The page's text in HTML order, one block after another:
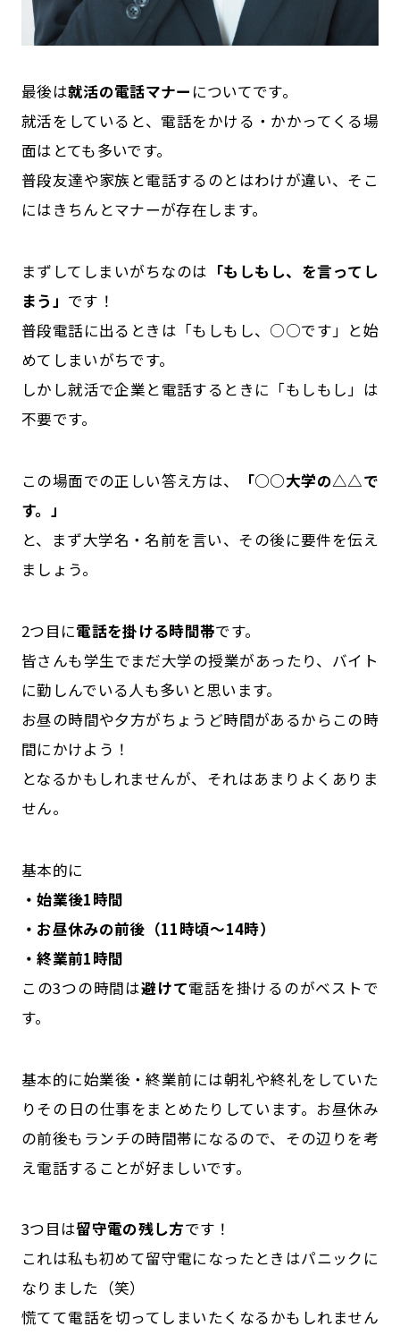
最後は就活の電話マナー についてです。
就活をしていると、電話をかける・かかってくる場
面はとても多いです。
普段友達や家族と電話するのとはわけが違い、そこ
にはきちんとマナーが存在します。
まずしてしまいがちなのは 「もしもし、を言ってし
まう」 です！
普段電話に出るときは「もしもし、○○です」と始
めてしまいがちです。
しかし就活で企業と電話するときに「もしもし」は
不要です。
この場面での正しい答え方は、
「○○大学の△△で
す。」
と、まず大学名・名前を言い、その後に要件を伝え
ましょう。
2つ目に電話を掛ける時間帯です。
皆さんも学生でまだ大学の授業があったり、バイト
に勤しんでいる人も多いと思います。
お昼の時間や夕方がちょうど時間があるからこの時
間にかけよう！
となるかもしれませんが、それはあまりよくありま
せん。
基本的に
・始業後1時間
・お昼休みの前後（11時頃～14時）
・終業前1時間
この3つの時間は避けて電話を掛けるのがベストで
す。
基本的に始業後・終業前には朝礼や終礼をしていた
りその日の仕事をまとめたりしています。お昼休み
の前後もランチの時間帯になるので、その辺りを考
え電話することが好ましいです。
3つ目は留守電の残し方です！
これは私も初めて留守電になったときはパニックに
なりました（笑）
慌てて電話を切ってしまいたくなるかもしれません